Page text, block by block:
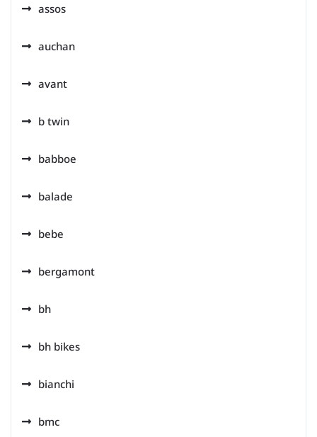
assos
auchan
avant
b twin
babboe
balade
bebe
bergamont
bh
bh bikes
bianchi
bmc